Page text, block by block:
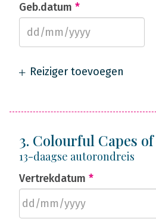
Geb.datum *
Reiziger toevoegen
3. Colourful Capes
13-daagse autorondreis
Vertrekdatum *